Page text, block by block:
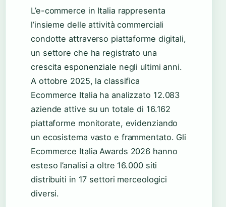
L’e-commerce in Italia rappresenta
l’insieme delle attività commerciali
condotte attraverso piattaforme digitali,
un settore che ha registrato una
crescita esponenziale negli ultimi anni.
A ottobre 2025, la classifica
Ecommerce Italia ha analizzato 12.083
aziende attive su un totale di 16.162
piattaforme monitorate, evidenziando
un ecosistema vasto e frammentato. Gli
Ecommerce Italia Awards 2026 hanno
esteso l’analisi a oltre 16.000 siti
distribuiti in 17 settori merceologici
diversi.